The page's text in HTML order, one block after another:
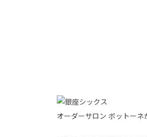
オーダーサロン ボットーネ